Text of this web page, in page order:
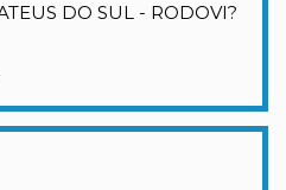
DO SUL - RODOVI?